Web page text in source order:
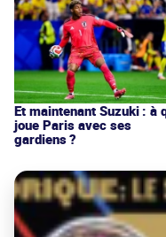
Et maintenant Suzuki : à
joue Paris avec ses
gardiens ?